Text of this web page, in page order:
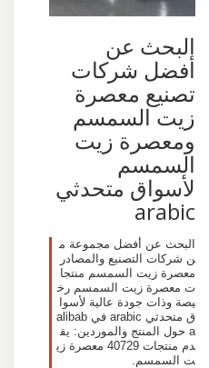
البحث عن
أفضل شركات
تصنيع معصرة
زيت السمسم
ومعصرة زيت
السمسم
لأسواق متحدثي
arabic
البحث عن أفضل مجموعة م
ن شركات التصنيع والمصادر
معصرة زيت السمسم منتجا
ت معصرة زيت السمسم رخ
يصة وذات جودة عالية لأسوا
ق متحدثي arabic في alibab
a حول المنتج والموردين: يق
دم منتجات 40729 معصرة زي
ت السمسم.